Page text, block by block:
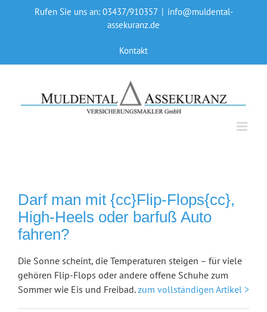
Rufen Sie uns an: 03437/910357 | info@muldental-
assekuranz.de
Kontakt
Darf man mit {cc}Flip-Flops{cc},
High-Heels oder barfuß Auto
fahren?
Die Sonne scheint, die Temperaturen steigen – für viele
gehören Flip-Flops oder andere offene Schuhe zum
Sommer wie Eis und Freibad.zum vollständigen Artikel >